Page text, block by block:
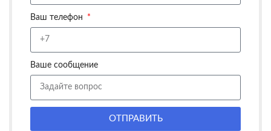
Ваш телефон
Ваше сообщение
ОТПРАВИТЬ